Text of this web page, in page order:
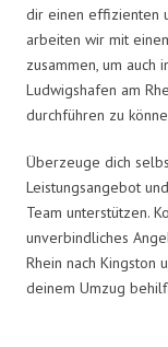
dir einen effizienten
arbeiten wir mit
zusammen, um
Ludwigshafen am
durchführen zu
Überzeuge dich
Leistungsangebot
Team unterstützen.
unverbindliches
Rhein nach Kingston
deinem Umzug